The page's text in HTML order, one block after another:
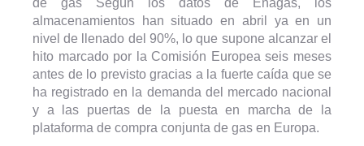
almacenamientos han situado en abril ya en un
nivel de llenado del 90%, lo que supone alcanzar el
hito marcado por la Comisión Europea seis meses
antes de lo previsto gracias a la fuerte caída que se
ha registrado en la demanda del mercado nacional
y a las puertas de la puesta en marcha de la
plataforma de compra conjunta de gas en Europa.